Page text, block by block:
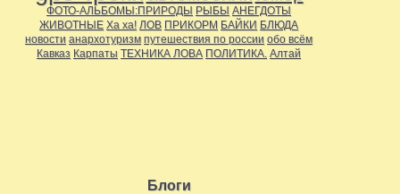
ФОТО-АЛЬБОМЫ:ПРИРОДЫ РЫБЫ АНЕГДОТЫ
ЖИВОТНЫЕ Ха ха! ЛОВ ПРИКОРМ БАЙКИ БЛЮДА
новости анархотуризм путешествия по россии обо всём
Кавказ Карпаты ТЕХНИКА ЛОВА ПОЛИТИКА. Алтай
Блоги